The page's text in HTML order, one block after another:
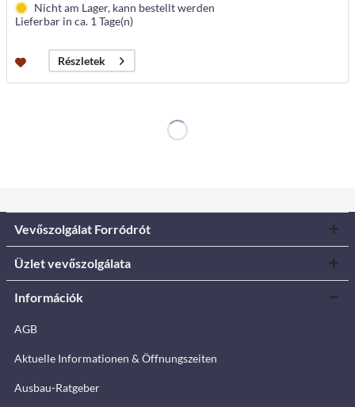
Nicht am Lager, kann bestellt werden
Lieferbar in ca. 1 Tage(n)
Részletek
Vevőszolgálat Forródrót
Üzlet vevőszolgálata
Információk
AGB
Aktuelle Informationen & Öffnungszeiten
Ausbau-Ratgeber